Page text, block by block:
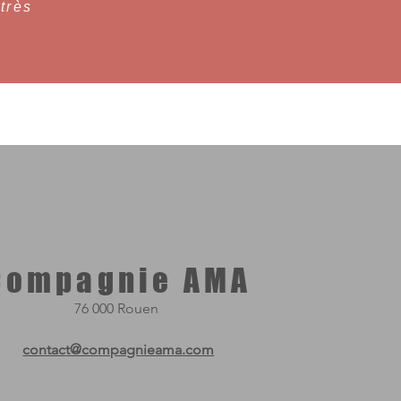
AMA
76 000 Rouen ​
contact@compagnieama.com